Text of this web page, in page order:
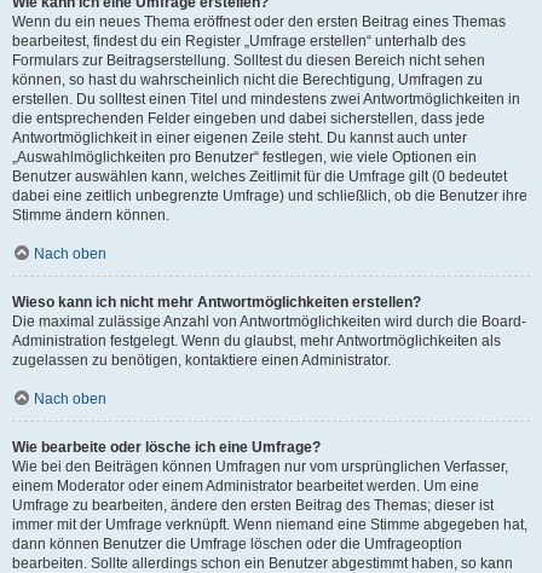
Wenn du ein neues Thema eröffnest oder den ersten Beitrag eines Themas
bearbeitest, findest du ein Register „Umfrage erstellen“ unterhalb des
Formulars zur Beitragserstellung. Solltest du diesen Bereich nicht sehen
können, so hast du wahrscheinlich nicht die Berechtigung, Umfragen zu
erstellen. Du solltest einen Titel und mindestens zwei Antwortmöglichkeiten in
die entsprechenden Felder eingeben und dabei sicherstellen, dass jede
Antwortmöglichkeit in einer eigenen Zeile steht. Du kannst auch unter
„Auswahlmöglichkeiten pro Benutzer“ festlegen, wie viele Optionen ein
Benutzer auswählen kann, welches Zeitlimit für die Umfrage gilt (0 bedeutet
dabei eine zeitlich unbegrenzte Umfrage) und schließlich, ob die Benutzer ihre
Stimme ändern können.
Nach oben
Wieso kann ich nicht mehr Antwortmöglichkeiten erstellen?
Die maximal zulässige Anzahl von Antwortmöglichkeiten wird durch die Board-
Administration festgelegt. Wenn du glaubst, mehr Antwortmöglichkeiten als
zugelassen zu benötigen, kontaktiere einen Administrator.
Nach oben
Wie bearbeite oder lösche ich eine Umfrage?
Wie bei den Beiträgen können Umfragen nur vom ursprünglichen Verfasser,
einem Moderator oder einem Administrator bearbeitet werden. Um eine
Umfrage zu bearbeiten, ändere den ersten Beitrag des Themas; dieser ist
immer mit der Umfrage verknüpft. Wenn niemand eine Stimme abgegeben hat,
dann können Benutzer die Umfrage löschen oder die Umfrageoption
bearbeiten. Sollte allerdings schon ein Benutzer abgestimmt haben, so kann